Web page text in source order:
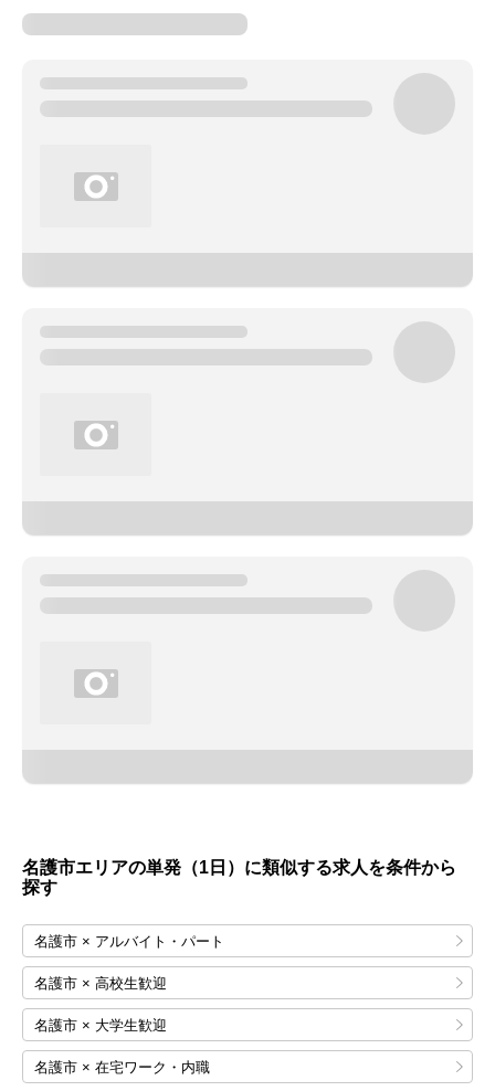
名護市エリアの単発（1日）に類似する求人を条件から
探す
名護市 × アルバイト・パート
名護市 × 高校生歓迎
名護市 × 大学生歓迎
名護市 × 在宅ワーク・内職